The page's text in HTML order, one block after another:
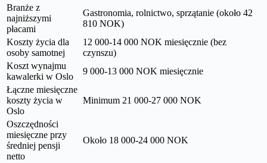
Branże z
najniższymi
płacami
Gastronomia, rolnictwo, sprzątanie (około 42
810 NOK)
Koszty życia dla
osoby samotnej
12 000-14 000 NOK miesięcznie (bez
czynszu)
Koszt wynajmu
kawalerki w Oslo
9 000-13 000 NOK miesięcznie
Łączne miesięczne
koszty życia w
Oslo
Minimum 21 000-27 000 NOK
Oszczędności
miesięczne przy
średniej pensji
netto
Około 18 000-24 000 NOK